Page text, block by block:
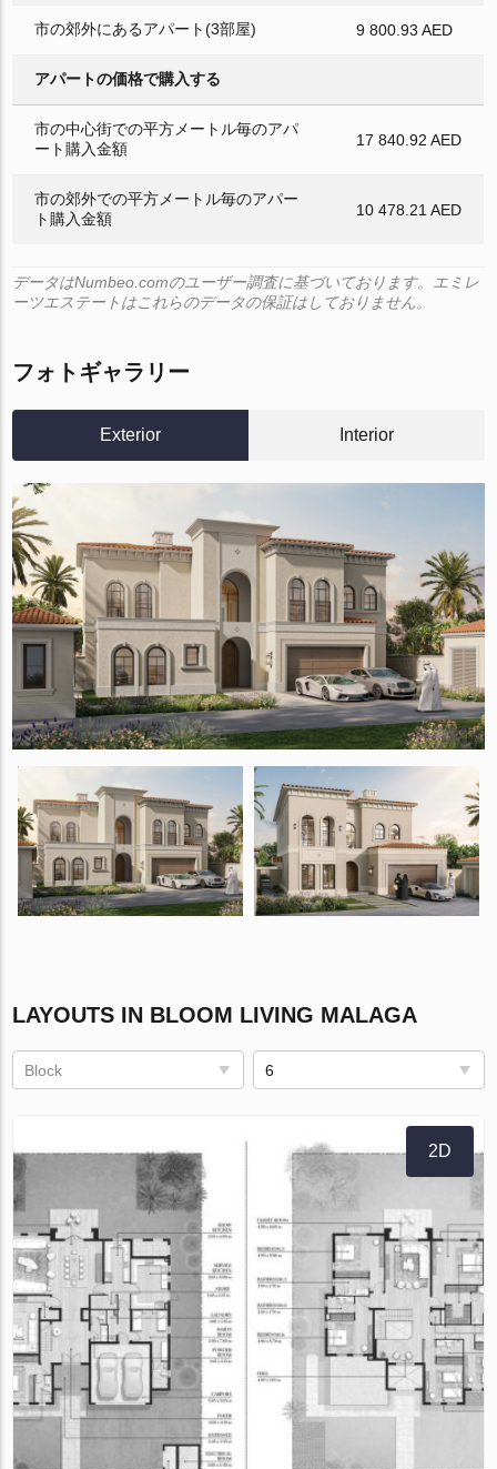
市の郊外にあるアパート(3部屋) 9 800.93 AED
アパートの価格で購入する
市の中心街での平方メートル毎のアパ
ート購入金額
17 840.92 AED
市の郊外での平方メートル毎のアパー
ト購入金額
10 478.21 AED
データはNumbeo.comのユーザー調査に基づいております。エミレ
ーツエステートはこれらのデータの保証はしておりません。
フォトギャラリー
Exterior Interior
LAYOUTS IN BLOOM LIVING MALAGA
Block 6
2D